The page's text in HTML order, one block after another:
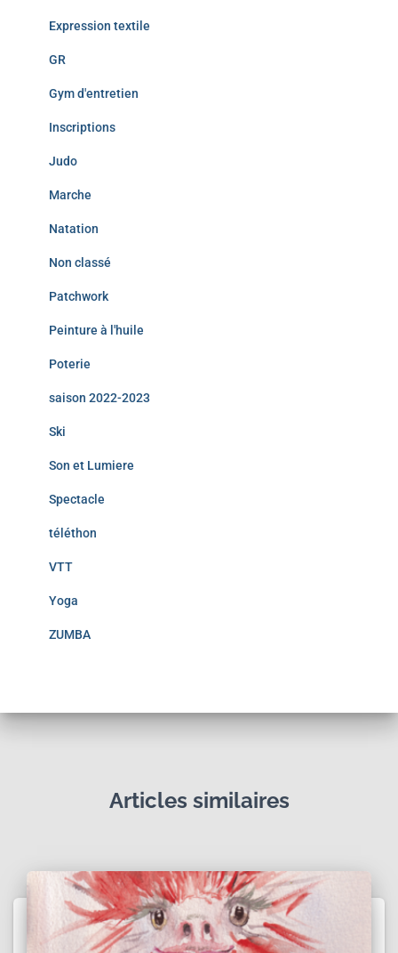
Expression textile
GR
Gym d'entretien
Inscriptions
Judo
Marche
Natation
Non classé
Patchwork
Peinture à l'huile
Poterie
saison 2022-2023
Ski
Son et Lumiere
Spectacle
téléthon
VTT
Yoga
ZUMBA
Articles similaires